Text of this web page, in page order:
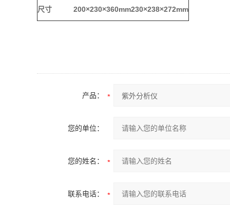
尺寸 200×230×360mm230×238×272mm
产品：
您的单位：
您的姓名：
联系电话：